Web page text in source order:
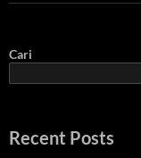
Cari
Recent Posts